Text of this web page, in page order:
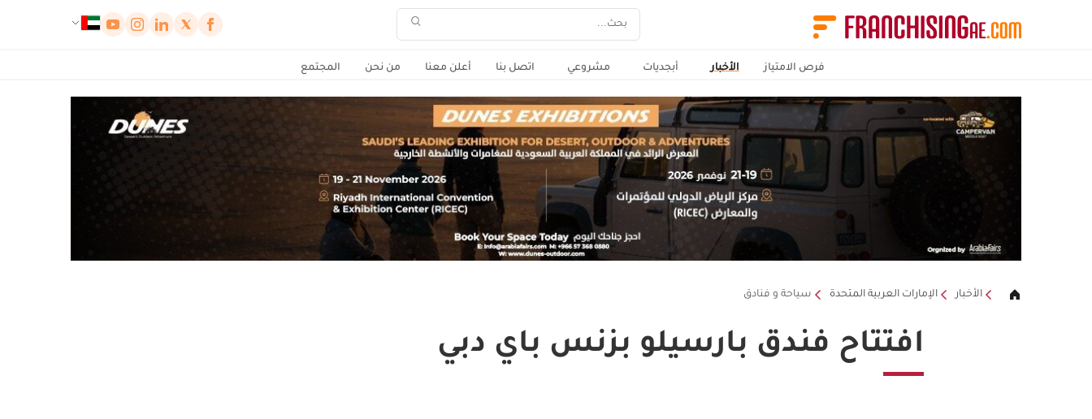
فرص الامتياز الأخبار أبجديات مشروعي اتصل بنا أعلن معنا من نحن المجتمع
الأخبار الإمارات العربية المتحدة سياحة و فنادق
افتتاح فندق بارسيلو بزنس باي دبي
لوحة إدارة ملفات تعريف الارتباط